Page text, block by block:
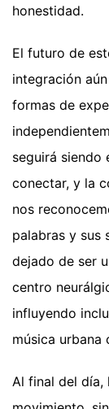
honestidad.
El futuro de
integración
formas de
seguirá siendo
conectar, y la
nos
palabras y sus
dejado de ser
centro
influyendo
música urbana
Al final del día,